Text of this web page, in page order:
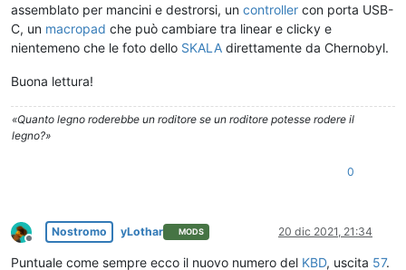
assemblato per mancini e destrorsi, un controller con porta USB-
C, un macropad che può cambiare tra linear e clicky e
nientemeno che le foto dello SKALA direttamente da Chernobyl.
Buona lettura!
«Quanto legno roderebbe un roditore se un roditore potesse rodere il
legno?»
0
Non in linea
Nostromo yLothar MODS 20 dic 2021, 21:34
Puntuale come sempre ecco il nuovo numero del KBD, uscita 57.